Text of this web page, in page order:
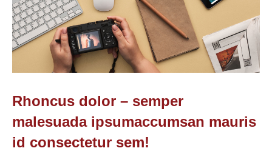
Rhoncus dolor – semper
malesuada ipsumaccumsan mauris
id consectetur sem!